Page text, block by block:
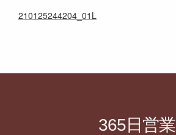
210125244204_01L
365日営業